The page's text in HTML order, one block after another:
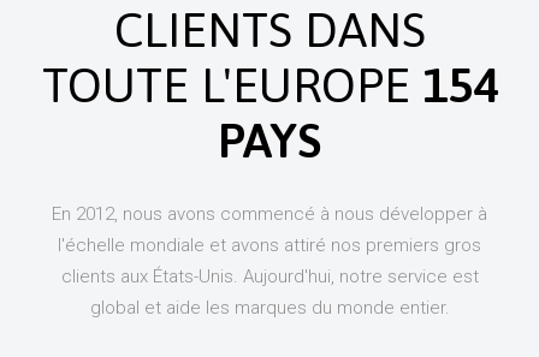
CLIENTS DANS
TOUTE L'EUROPE 154
PAYS
En 2012, nous avons commencé à nous développer à
l'échelle mondiale et avons attiré nos premiers gros
clients aux États-Unis. Aujourd'hui, notre service est
global et aide les marques du monde entier.